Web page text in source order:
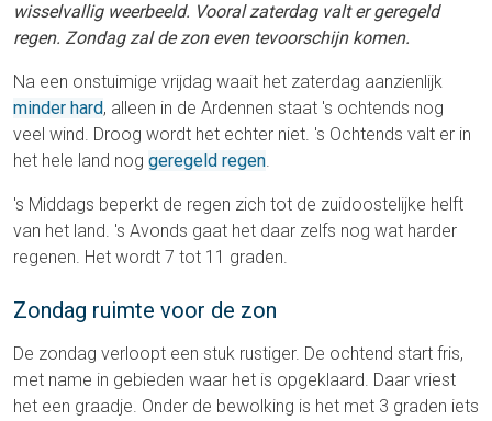
wisselvallig weerbeeld. Vooral zaterdag valt er geregeld
regen. Zondag zal de zon even tevoorschijn komen.
Na een onstuimige vrijdag waait het zaterdag aanzienlijk
minder hard, alleen in de Ardennen staat 's ochtends nog
veel wind. Droog wordt het echter niet. 's Ochtends valt er in
het hele land nog geregeld regen.
's Middags beperkt de regen zich tot de zuidoostelijke helft
van het land. 's Avonds gaat het daar zelfs nog wat harder
regenen. Het wordt 7 tot 11 graden.
Zondag ruimte voor de zon
De zondag verloopt een stuk rustiger. De ochtend start fris,
met name in gebieden waar het is opgeklaard. Daar vriest
het een graadje. Onder de bewolking is het met 3 graden iets